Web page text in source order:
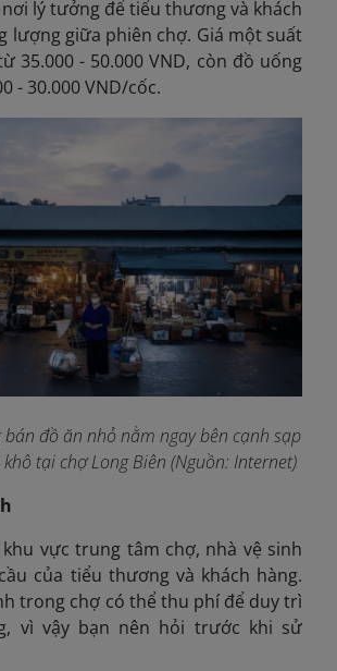
lý tưởng để tiểu thương và khách
lượng giữa phiên chợ. Giá một suất
35.000 - 50.000 VND, còn đồ uống
- 30.000 VND/cốc.
đồ ăn nhỏ nằm ngay bên cạnh sạp
tại chợ Long Biên (Nguồn: Internet)
vực trung tâm chợ, nhà vệ sinh
của tiểu thương và khách hàng.
trong chợ có thể thu phí để duy trì
vì vậy bạn nên hỏi trước khi sử